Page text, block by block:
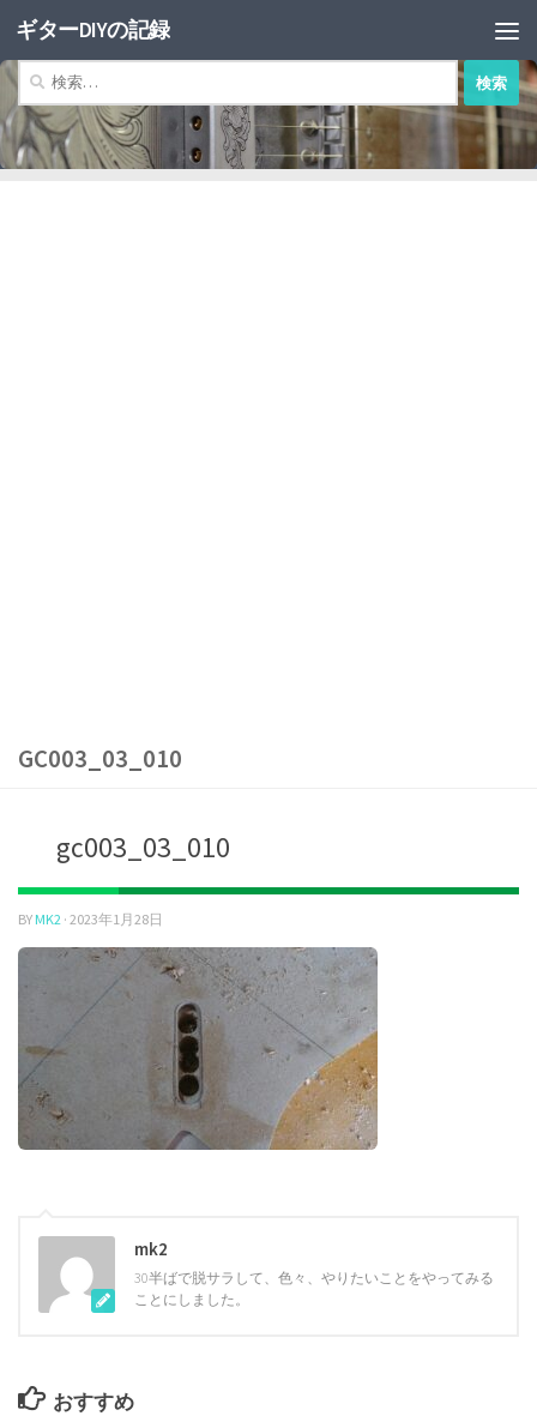
コンテンツへスキップ
ギターDIYの記録
索:
GC003_03_010
gc003_03_010
BY MK2 · 2023年1月28日
mk2
30半ばで脱サラして、色々、やりたいことをやってみる
ことにしました。
おすすめ